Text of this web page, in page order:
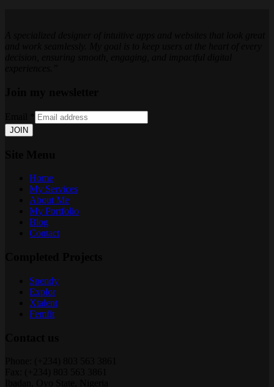
JOIN
Home
My Services
About Me
My Portfolio
Blog
Contact
Spendy
Explor
Xtalent
Femfit